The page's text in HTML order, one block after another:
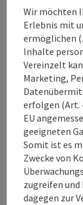
Anreise/
Sportarten
Preise
Eignung
Wir möchten
Erlebnis mit
ermöglichen
Inhalte
Vereinzelt
Marketing,
erfolgen (Art.
EU
geeigneten
Somit ist es
Zwecke von
zugreifen
dagegen zur